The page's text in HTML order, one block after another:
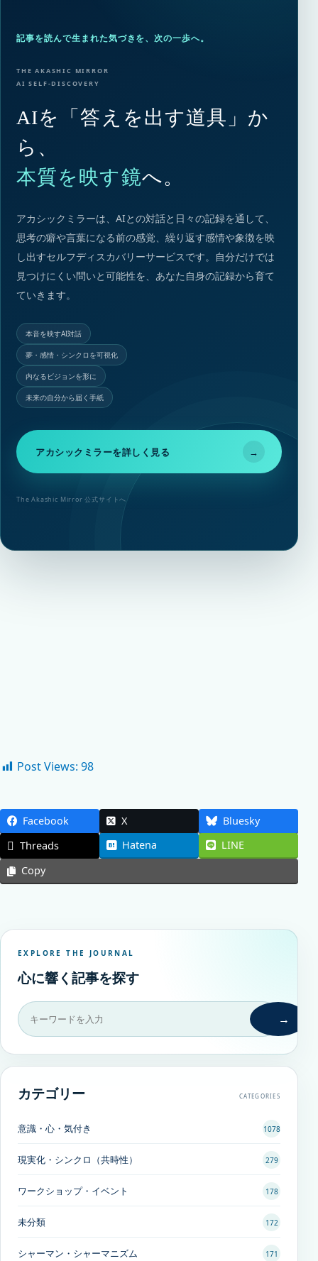
記事を読んで生まれた気づきを、次の一歩へ。
THE AKASHIC MIRROR
AI SELF-DISCOVERY
AIを「答えを出す道具」か
ら、
本質を映す鏡へ。
アカシックミラーは、AIとの対話と日々の記録を通して、
思考の癖や言葉になる前の感覚、繰り返す感情や象徴を映
し出すセルフディスカバリーサービスです。自分だけでは
見つけにくい問いと可能性を、あなた自身の記録から育て
ていきます。
本音を映すAI対話
夢・感情・シンクロを可視化
内なるビジョンを形に
未来の自分から届く手紙
アカシックミラーを詳しく見る →
The Akashic Mirror 公式サイトへ
Post Views: 98
Facebook X
Bluesky
Threads
Hatena
LINE
Copy
EXPLORE THE JOURNAL
心に響く記事を探す
→
カテゴリー CATEGORIES
意識・心・気付き 1078
現実化・シンクロ（共時性） 279
ワークショップ・イベント 178
未分類 172
シャーマン・シャーマニズム 171